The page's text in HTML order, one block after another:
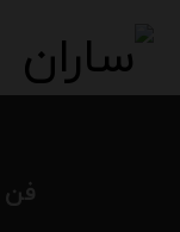
فن